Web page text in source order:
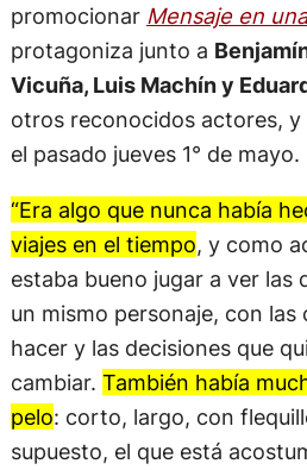
promocionar Mensaje en
protagoniza junto a
Vicuña, Luis Machín y
otros reconocidos actores,
el pasado jueves 1° de mayo.
“Era algo que nunca había
viajes en el tiempo, y como
estaba bueno jugar a ver las
un mismo personaje, con las
hacer y las decisiones que
cambiar. También había
pelo: corto, largo, con
supuesto, el que está